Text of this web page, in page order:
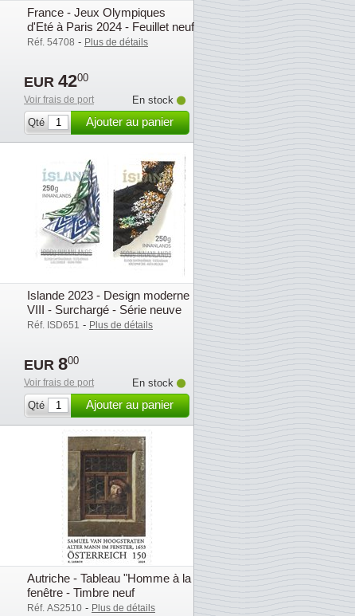
France - Jeux Olympiques
d'Eté à Paris 2024 - Feuillet neuf
Réf. 54708 - Plus de détails
EUR 4200
Voir frais de port
En stock
Qté
Ajouter au panier
Islande 2023 - Design moderne
VIII - Surchargé - Série neuve
2v
Réf. ISD651 - Plus de détails
EUR 800
Voir frais de port
En stock
Qté
Ajouter au panier
Autriche - Tableau "Homme à la
fenêtre - Timbre neuf
Réf. AS2510 - Plus de détails